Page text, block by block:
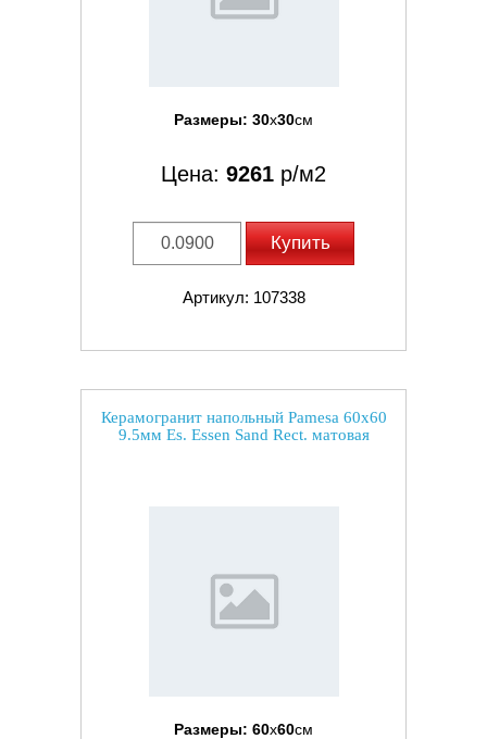
Размеры: 30x30см
Цена: 9261 р/м2
Купить
Артикул: 107338
Керамогранит напольный Pamesa 60x60
9.5мм Es. Essen Sand Rect. матовая
Размеры: 60x60см